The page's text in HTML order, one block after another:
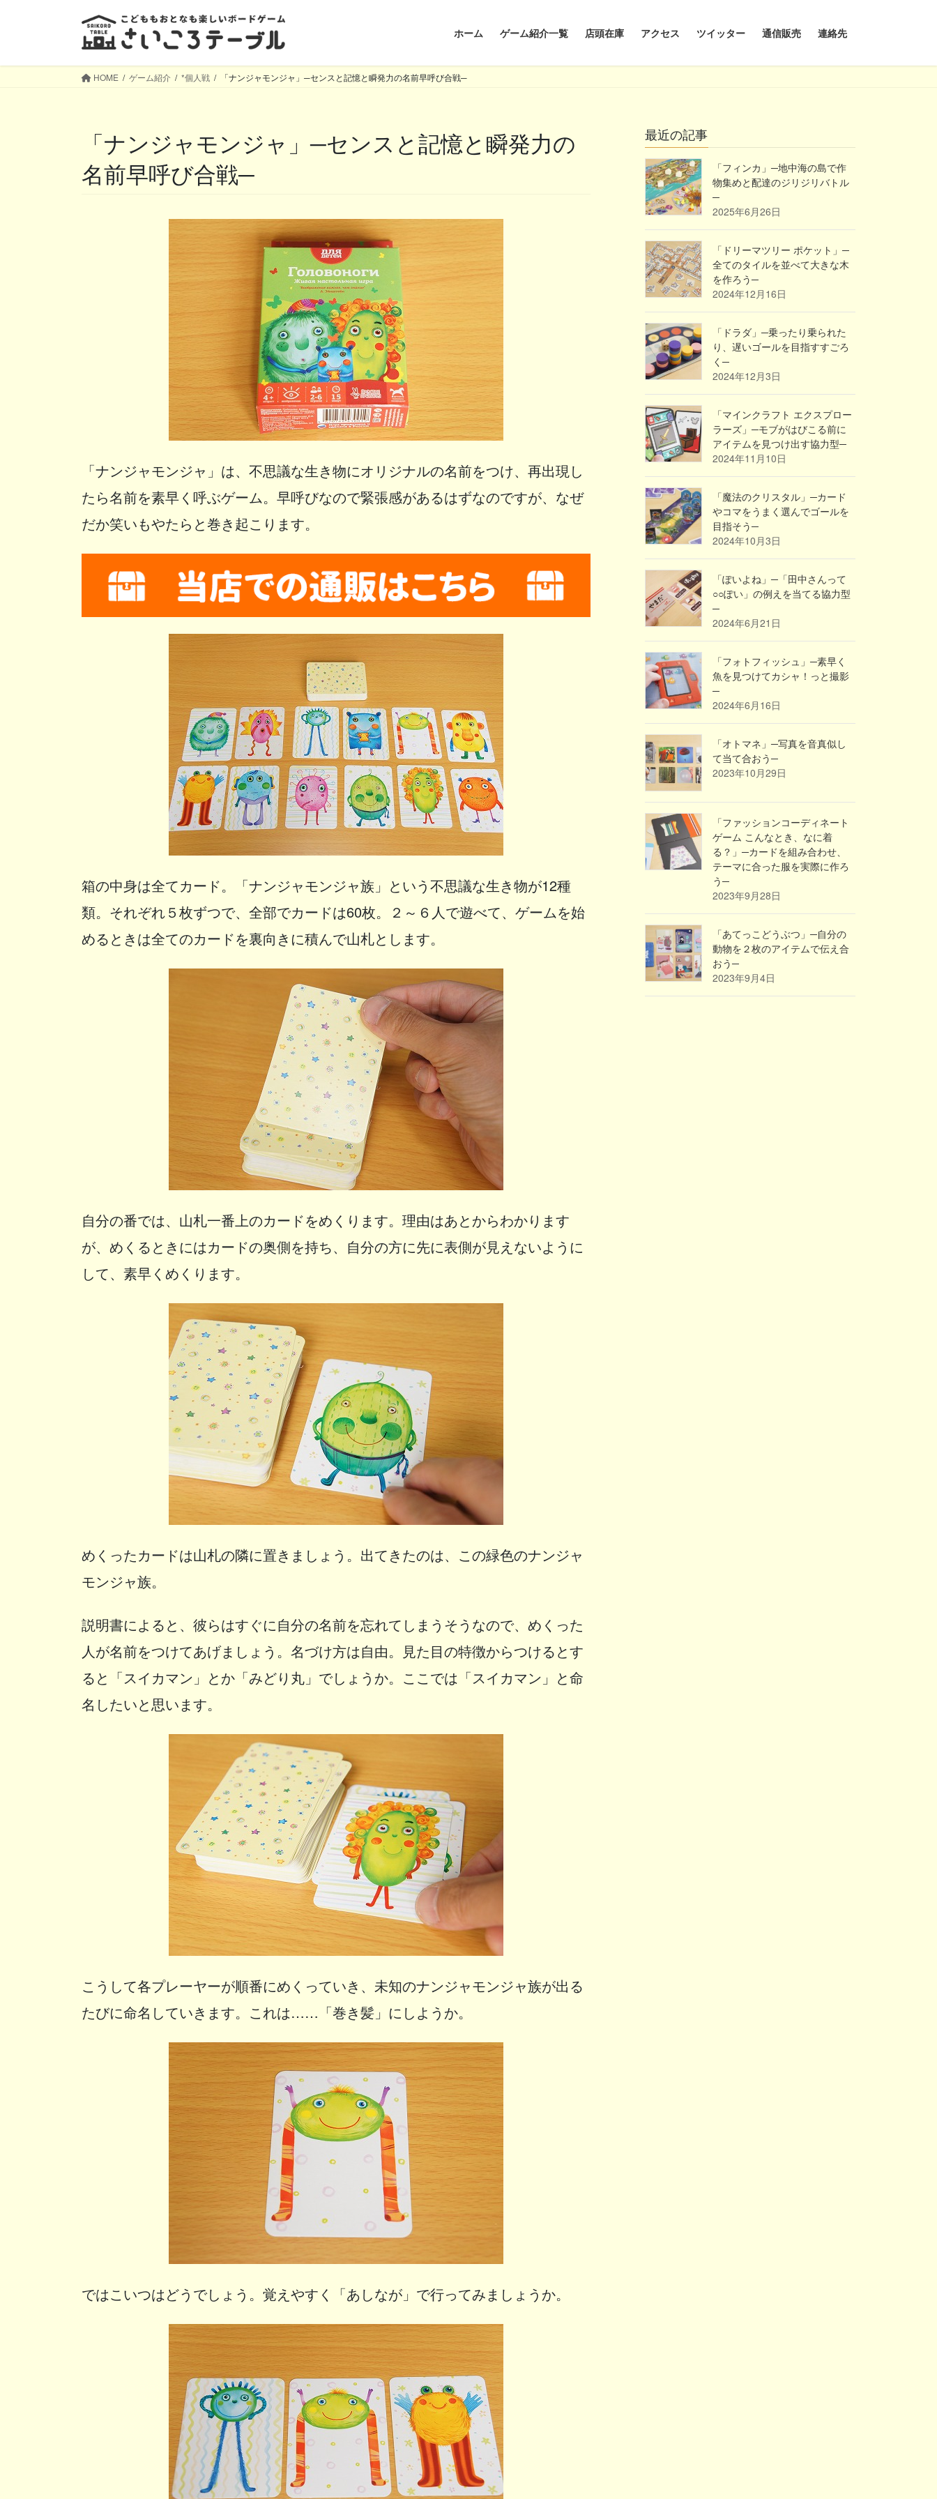
ホーム ゲーム紹介一覧 店頭在庫 アクセス ツイッター 通信販売 連絡先
HOME ゲーム紹介 *個人戦 「ナンジャモンジャ」─センスと記憶と瞬発力の名前早呼び合戦─
「ナンジャモンジャ」─センスと記憶と瞬発力の
名前早呼び合戦─
「ナンジャモンジャ」は、不思議な生き物にオリジナルの名前をつけ、再出現し
たら名前を素早く呼ぶゲーム。早呼びなので緊張感があるはずなのですが、なぜ
だか笑いもやたらと巻き起こります。
箱の中身は全てカード。「ナンジャモンジャ族」という不思議な生き物が12種
類。それぞれ５枚ずつで、全部でカードは60枚。２～６人で遊べて、ゲームを始
めるときは全てのカードを裏向きに積んで山札とします。
自分の番では、山札一番上のカードをめくります。理由はあとからわかります
が、めくるときにはカードの奥側を持ち、自分の方に先に表側が見えないように
して、素早くめくります。
めくったカードは山札の隣に置きましょう。出てきたのは、この緑色のナンジャ
モンジャ族。
説明書によると、彼らはすぐに自分の名前を忘れてしまうそうなので、めくった
人が名前をつけてあげましょう。名づけ方は自由。見た目の特徴からつけるとす
ると「スイカマン」とか「みどり丸」でしょうか。ここでは「スイカマン」と命
名したいと思います。
こうして各プレーヤーが順番にめくっていき、未知のナンジャモンジャ族が出る
たびに命名していきます。これは……「巻き髪」にしようか。
ではこいつはどうでしょう。覚えやすく「あしなが」で行ってみましょうか。
最近の記事
「フィンカ」─地中海の島で作
物集めと配達のジリジリバトル
─
2025年6月26日
「ドリーマツリー ポケット」─
全てのタイルを並べて大きな木
を作ろう─
2024年12月16日
「ドラダ」─乗ったり乗られた
り、遅いゴールを目指すすごろ
く─
2024年12月3日
「マインクラフト エクスプロー
ラーズ」─モブがはびこる前に
アイテムを見つけ出す協力型─
2024年11月10日
「魔法のクリスタル」─カード
やコマをうまく選んでゴールを
目指そう─
2024年10月3日
「ぽいよね」─「田中さんって
○○ぽい」の例えを当てる協力型
─
2024年6月21日
「フォトフィッシュ」─素早く
魚を見つけてカシャ！っと撮影
─
2024年6月16日
「オトマネ」─写真を音真似し
て当て合おう─
2023年10月29日
「ファッションコーディネート
ゲーム こんなとき、なに着
る？」─カードを組み合わせ、
テーマに合った服を実際に作ろ
う─
2023年9月28日
「あてっこどうぶつ」─自分の
動物を２枚のアイテムで伝え合
おう─
2023年9月4日